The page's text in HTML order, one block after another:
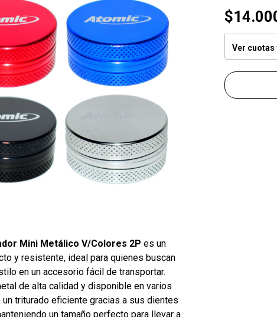
Mini Metálico V/Colores 2P es un
y resistente, ideal para quienes buscan
en un accesorio fácil de transportar.
de alta calidad y disponible en varios
triturado eficiente gracias a sus dientes
un tamaño perfecto para llevar a
Ver cuotas